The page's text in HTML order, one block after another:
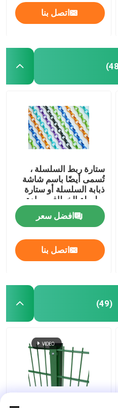
اتصل بنا
ستارة ربط السلسلة ،
تُسمى أيضًا باسم شاشة
ذبابة السلسلة أو ستارة
سلسلة الخطاف ، مادة
الألومنيوم المؤكسد
افضل سعر
اتصل بنا
(49)
سياج سلك مزدوج بعرض